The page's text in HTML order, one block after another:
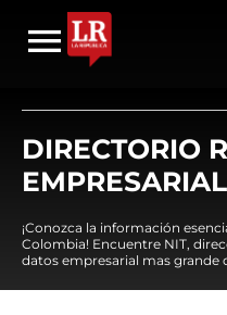
DIRECTORIO
EMPRESARIAL
¡Conozca la información
Colombia! Encuentre NIT,
datos empresarial mas grande